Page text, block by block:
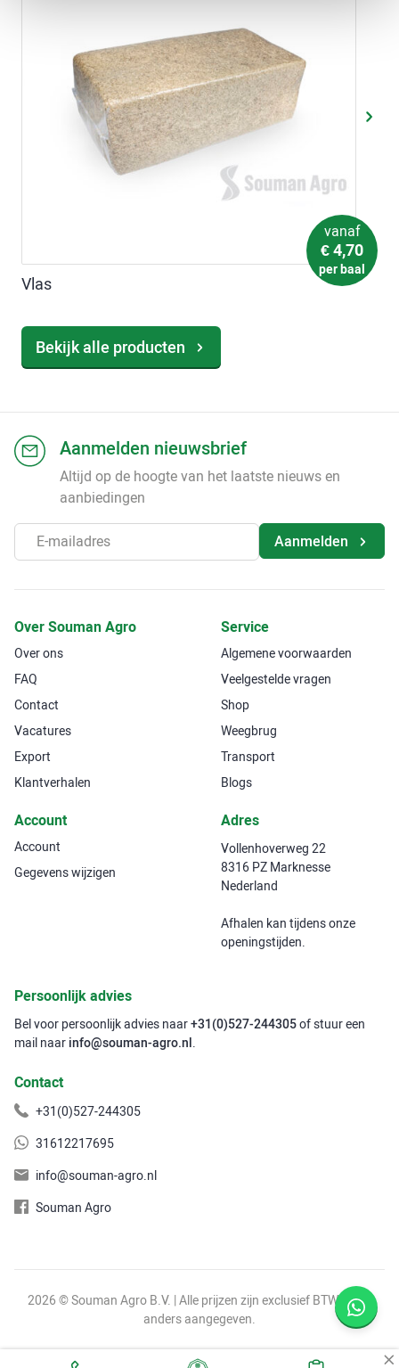
vanaf
€4,70
per baal
Vlas
Bekijk alle producten
Aanmelden nieuwsbrief
Altijd op de hoogte van het laatste nieuws en
aanbiedingen
Aanmelden
Over Souman Agro
Over ons
FAQ
Contact
Vacatures
Export
Klantverhalen
Service
Algemene voorwaarden
Veelgestelde vragen
Shop
Weegbrug
Transport
Blogs
Account
Account
Gegevens wijzigen
Adres
Vollenhoverweg 22
8316 PZ Marknesse
Nederland
Afhalen kan tijdens onze
openingstijden.
Persoonlijk advies
Bel voor persoonlijk advies naar+31(0)527-244305of stuur een
mail naar info@souman-agro.nl .
Contact
+31(0)527-244305
31612217695
info@souman-agro.nl
Souman Agro
2026 © Souman Agro B.V. | Alle prijzen zijn exclusief BTW, tenzij
anders aangegeven.